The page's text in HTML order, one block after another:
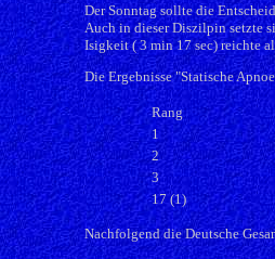
Der Sonntag sollte die
Auch in dieser Diszilpin setzte
Isigkeit ( 3 min 17 sec) reichte
Die Ergebnisse "Statische
Rang
1
2
3
17 (1)
Nachfolgend die Deutsche